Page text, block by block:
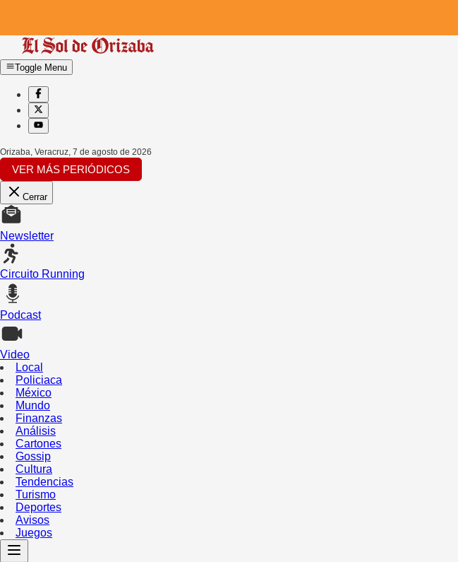
Toggle Menu
Orizaba, Veracruz, 7 de agosto de 2026
VER MÁS PERIÓDICOS
Cerrar
Newsletter
Circuito Running
Podcast
Video
Local
Policiaca
México
Mundo
Finanzas
Análisis
Cartones
Gossip
Cultura
Tendencias
Turismo
Deportes
Avisos
Juegos